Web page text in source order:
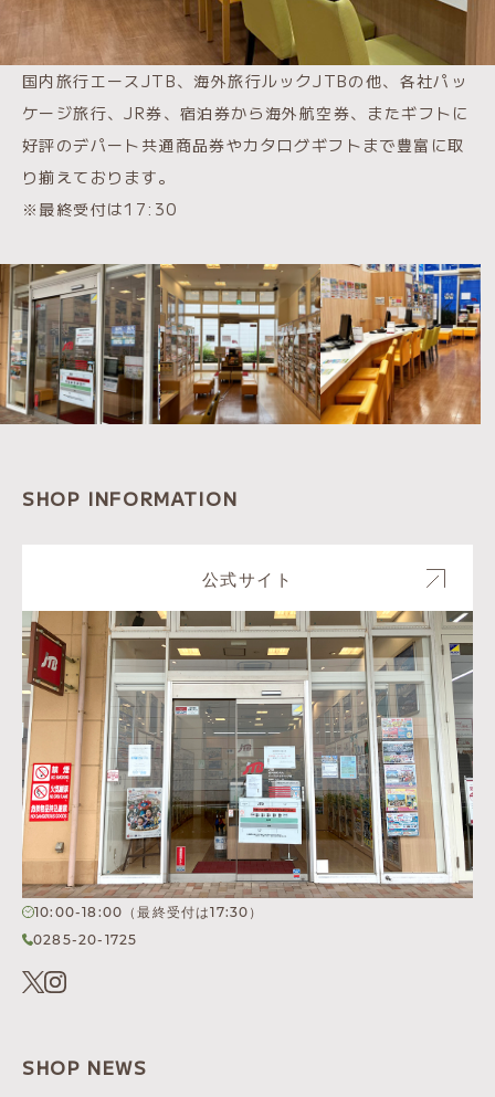
国内旅行エースJTB、海外旅行ルックJTBの他、各社パッ
ケージ旅行、JR券、宿泊券から海外航空券、またギフトに
好評のデパート共通商品券やカタログギフトまで豊富に取
り揃えております。
※最終受付は17:30
SHOP INFORMATION
10:00-18:00（最終受付は17:30）
0285-20-1725
公式サイト
SHOP NEWS